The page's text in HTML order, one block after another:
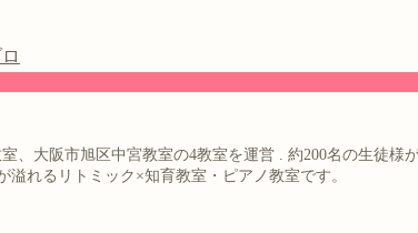
、大阪市旭区中宮教室の4教室を運営 約200名の生徒様
溢れるリトミック×知育教室・ピアノ教室です。